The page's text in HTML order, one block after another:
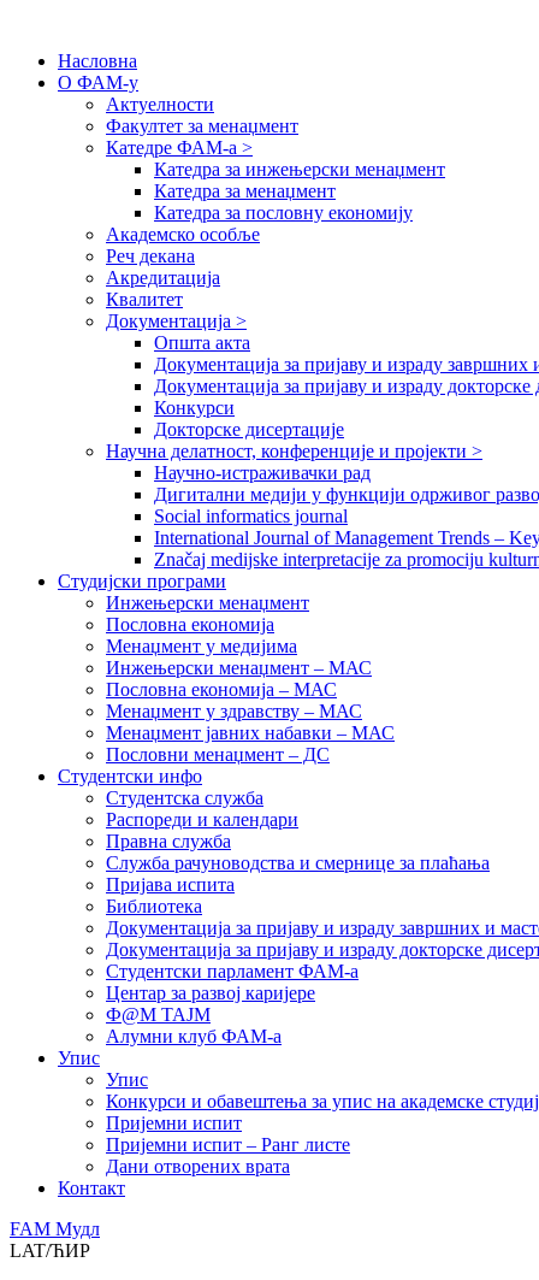
Насловна
О ФАМ-у
Актуелности
Факултет за менаџмент
Катедре ФАМ-а >
Катедра за инжењерски менаџмент
Катедра за менаџмент
Катедра за пословну економију
Академско особље
Реч декана
Акредитација
Квалитет
Документација >
Општа акта
Документација за пријаву и израду завршних
Документација за пријаву и израду докторске
Конкурси
Докторске дисертације
Научна делатност, конференције и пројекти >
Научно-истраживачки рад
Дигитални медији у функцији одрживог
Social informatics journal
International Journal of Management Trends –
Značaj medijske interpretacije za promociju
Студијски програми
Инжењерски менаџмент
Пословна економија
Менаџмент у медијима
Инжењерски менаџмент – МАС
Пословна економија – МАС
Менаџмент у здравству – МАС
Менаџмент јавних набавки – МАС
Пословни менаџмент – ДС
Студентски инфо
Студентска служба
Распореди и календари
Правна служба
Служба рачуноводства и смернице за плаћања
Пријава испита
Библиотека
Документација за пријаву и израду завршних и
Документација за пријаву и израду докторске
Студентски парламент ФАМ-а
Центар за развој каријере
Ф@М ТАЈМ
Алумни клуб ФАМ-а
Упис
Упис
Конкурси и обавештења за упис на академске
Пријемни испит
Пријемни испит – Ранг листе
Дани отворених врата
Контакт
FAM Mудл
LAT/ЋИР